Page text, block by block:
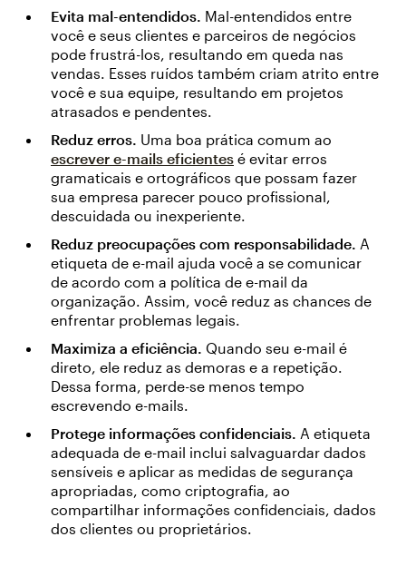
Evita mal-entendidos. Mal-entendidos entre
você e seus clientes e parceiros de negócios
pode frustrá-los, resultando em queda nas
vendas. Esses ruídos também criam atrito entre
você e sua equipe, resultando em projetos
atrasados e pendentes.
Reduz erros. Uma boa prática comum ao
escrever e-mails eficientes é evitar erros
gramaticais e ortográficos que possam fazer
sua empresa parecer pouco profissional,
descuidada ou inexperiente.
Reduz preocupações com responsabilidade. A
etiqueta de e-mail ajuda você a se comunicar
de acordo com a política de e-mail da
organização. Assim, você reduz as chances de
enfrentar problemas legais.
Maximiza a eficiência. Quando seu e-mail é
direto, ele reduz as demoras e a repetição.
Dessa forma, perde-se menos tempo
escrevendo e-mails.
Protege informações confidenciais. A etiqueta
adequada de e-mail inclui salvaguardar dados
sensíveis e aplicar as medidas de segurança
apropriadas, como criptografia, ao
compartilhar informações confidenciais, dados
dos clientes ou proprietários.